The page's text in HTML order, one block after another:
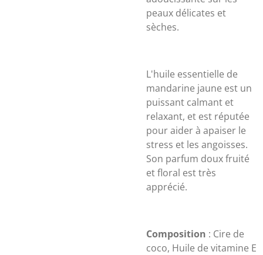
peaux délicates et
sèches.
L'huile essentielle de
mandarine jaune est un
puissant calmant et
relaxant, et est réputée
pour aider à apaiser le
stress et les angoisses.
Son parfum douxfruité
et floral est très
apprécié.
Composition : Cire de
coco, Huile de vitamine E